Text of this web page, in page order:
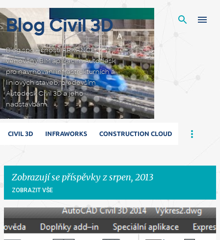
Blog Civil 3D
Blog společnosti ARKANCE
věnovaný BIM aplikacím Autodesk
pro navrhování infrastrukturních a
liniových staveb, především
Autodesk Civil 3D a jeho
nadstavbám.
CIVIL 3D INFRAWORKS CONSTRUCTION CLOUD
Zobrazují se příspěvky z srpen, 2013
ZOBRAZIT VŠE
P